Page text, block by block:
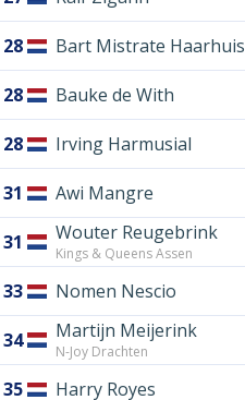
28 Bart Mistrate Haarhuis
28 Bauke de With
28 Irving Harmusial
31 Awi Mangre
31 Wouter Reugebrink
Kings & Queens Assen
33 Nomen Nescio
34 Martijn Meijerink
N-Joy Drachten
35 Harry Royes